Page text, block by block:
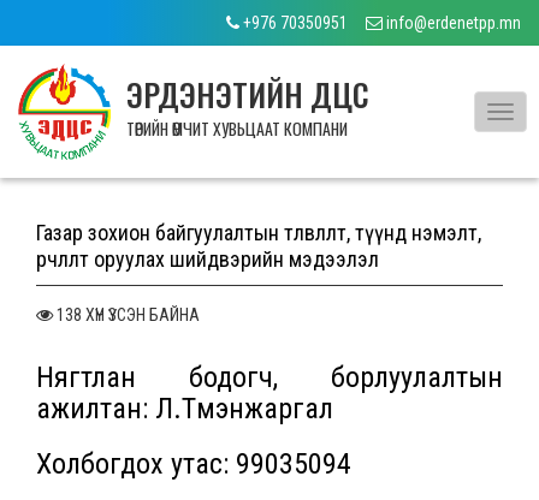
+976 70350951 info@erdenetpp.mn
ЭРДЭНЭТИЙН ДЦС
ТӨРИЙН ӨМЧИТ ХУВЬЦААТ КОМПАНИ
Газар зохион байгуулалтын төлөвлөлт, түүнд нэмэлт,
өөрчлөлт оруулах шийдвэрийн мэдээлэл
138 ХҮН ҮЗСЭН БАЙНА
Нягтлан бодогч, борлуулалтын
ажилтан: Л.Түмэнжаргал
Холбогдох утас: 99035094